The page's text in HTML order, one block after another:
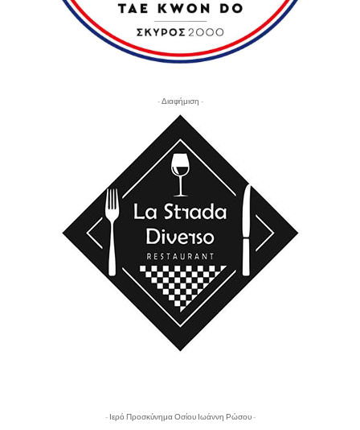
- Διαφήμιση -
- Ιερό Προσκύνημα Οσίου Ιωάννη Ρώσου -